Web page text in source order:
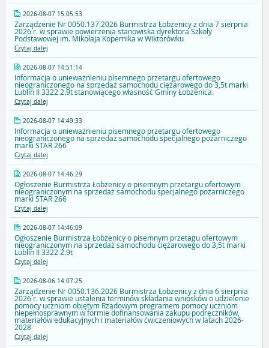
2026-08-07 15:05:53
Zarządzenie Nr 0050.137.2026 Burmistrza Łobżenicy z dnia 7 sierpnia
2026 r. w sprawie powierzenia stanowiska dyrektora Szkoły
Podstawowej im. Mikołaja Kopernika w Wiktorówku
Czytaj dalej
2026-08-07 14:51:14
Informacja o unieważnieniu pisemnego przetargu ofertowego
nieograniczonego na sprzedaż samochodu ciężarowego do 3,5t marki
Lublin II 3322 2.9t stanowiącego własność Gminy Łobżenica.
Czytaj dalej
2026-08-07 14:49:33
Informacja o unieważnieniu pisemnego przetargu ofertowego
nieograniczonego na sprzedaż samochodu specjalnego pożarniczego
marki STAR 266
Czytaj dalej
2026-08-07 14:46:29
Ogłoszenie Burmistrza Łobżenicy o pisemnym przetargu ofertowym
nieograniczonym na sprzedaż samochodu specjalnego pożarniczego
marki STAR 266
Czytaj dalej
2026-08-07 14:46:09
Ogłoszenie Burmistrza Łobżenicy o pisemnym przetagu ofertowym
nieograniczonym na sprzedaż samochodu ciężarowego do 3,5t marki
Lublin II 3322 2.9t
Czytaj dalej
2026-08-06 14:07:25
Zarządzenie Nr 0050.136.2026 Burmistrza Łobżenicy z dnia 6 sierpnia
2026 r. w sprawie ustalenia terminów składania wniosków o udzielenie
pomocy uczniom objętym Rządowym programem pomocy uczniom
niepełnosprawnym w formie dofinansowania zakupu podręczników,
materiałów edukacyjnych i materiałów ćwiczeniowych w latach 2026-
2028
Czytaj dalej